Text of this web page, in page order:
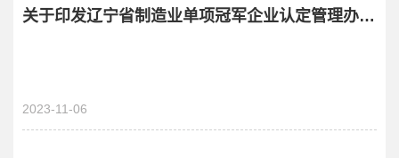
关于印发辽宁省制造业单项冠军企业认定管理办法的通知
2023-11-06